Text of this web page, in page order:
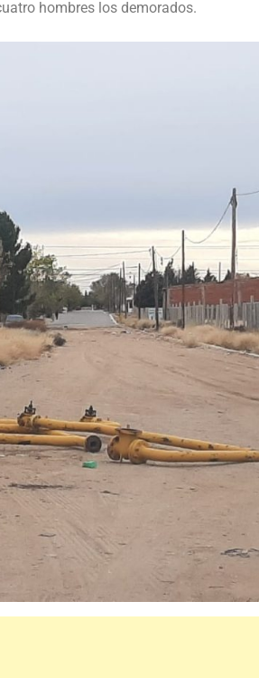
hombres los demorados.